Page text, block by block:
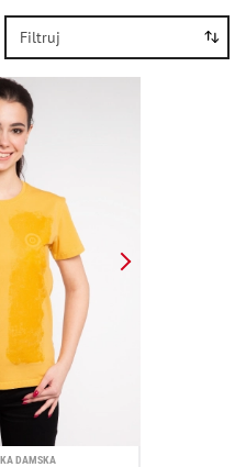
Filtruj
DAMSKA